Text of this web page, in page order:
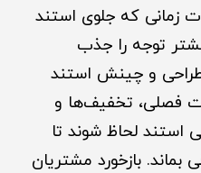
زمانی که جلوی استند
توجه را جذب
طراحی و چینش استند
فصلی، تخفیف‌ها و
استند لحاظ شوند تا
بازخورد مشتریان